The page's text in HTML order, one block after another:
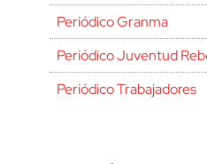
Periódico Granma
Periódico Juventud
Periódico Trabajadores